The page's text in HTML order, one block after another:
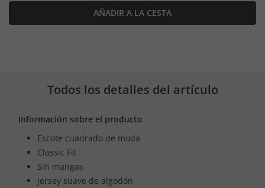
AÑADIR A LA CESTA
Todos los detalles del artículo
Información sobre el producto
Escote cuadrado de moda
Classic Fit
Sin mangas
Jersey suave de algodón